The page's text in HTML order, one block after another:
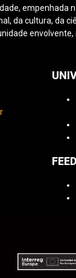
empenhada
da cultura, da